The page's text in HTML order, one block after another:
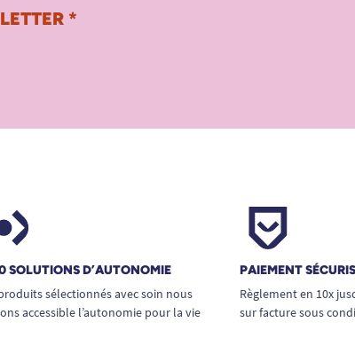
*
SOLUTIONS D’AUTONOMIE
sélectionnés avec soin nous
accessible l’autonomie pour la vie
PAIEMENT
Règlement en 10x
sur facture sous